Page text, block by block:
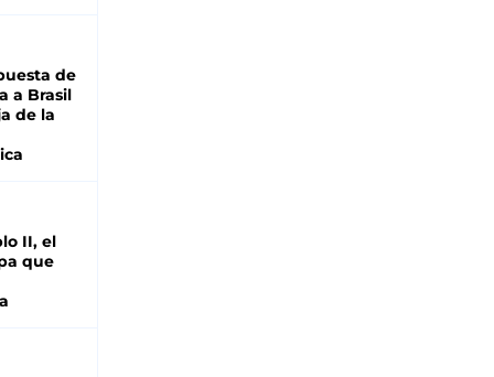
de
a Brasil
de la
II, el
que